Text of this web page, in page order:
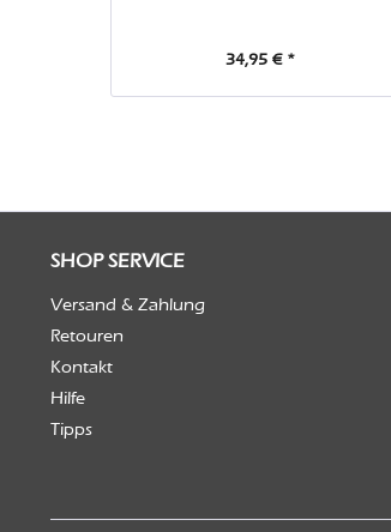
34,95 € *
SHOP SERVICE
Versand & Zahlung
Retouren
Kontakt
Hilfe
Tipps